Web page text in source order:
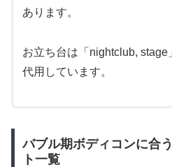
あります。
お立ち台は「nightclub,
代用しています。
バブル期ボディコンに合
ト一覧